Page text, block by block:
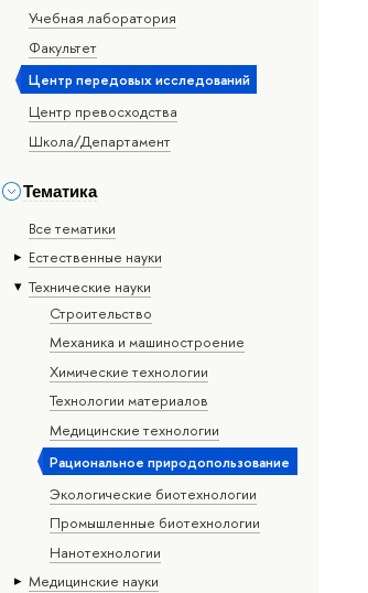
Учебная лаборатория
Факультет
Центр передовых исследований
Центр превосходства
Школа/Департамент
Тематика
Все тематики
Естественные науки
Тех­ничес­кие науки
Строительство
Механика и машиностроение
Химические технологии
Технологии материалов
Медицинские технологии
Рациональное природопользование
Экологические биотехнологии
Промышленные биотехнологии
Нанотехнологии
Медицинские науки